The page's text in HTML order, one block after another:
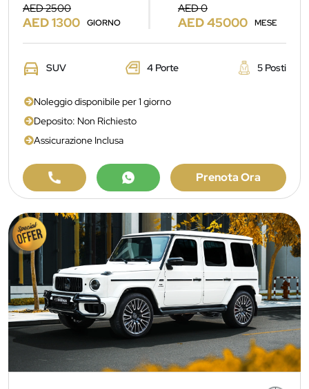
AED 2500
AED 1300 GIORNO
AED 0
AED 45000 MESE
SUV 4 Porte 5 Posti
Noleggio disponibile per 1 giorno
Deposito: Non Richiesto
Assicurazione Inclusa
Prenota Ora